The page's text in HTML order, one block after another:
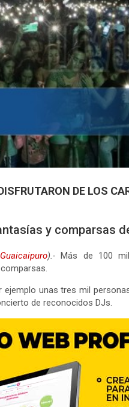
DE LOS
y comparsas
).-Más de 100 mil
ejemplo unas tres mil
de reconocidos DJs.